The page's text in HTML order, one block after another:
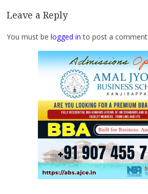
Leave a Reply
You must belogged in to post a comment.